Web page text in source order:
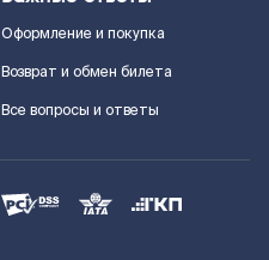
Оформление и покупка
Возврат и обмен билета
Все вопросы и ответы